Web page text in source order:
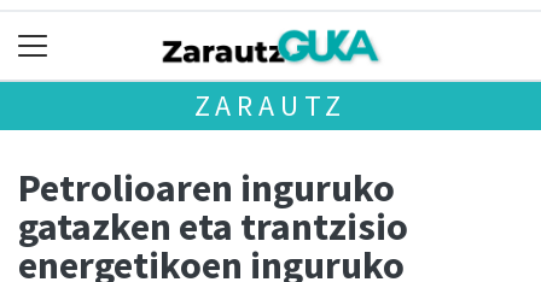
ZARAUTZ
Petrolioaren inguruko
gatazken eta trantzisio
energetikoen inguruko